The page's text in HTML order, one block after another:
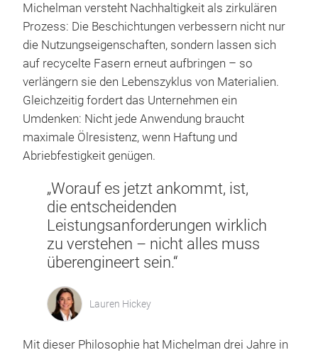
Michelman versteht Nachhaltigkeit als zirkulären
Prozess: Die Beschichtungen verbessern nicht nur
die Nutzungseigenschaften, sondern lassen sich
auf recycelte Fasern erneut aufbringen – so
verlängern sie den Lebenszyklus von Materialien.
Gleichzeitig fordert das Unternehmen ein
Umdenken: Nicht jede Anwendung braucht
maximale Ölresistenz, wenn Haftung und
Abriebfestigkeit genügen.
„Worauf es jetzt ankommt, ist,
die entscheidenden
Leistungsanforderungen wirklich
zu verstehen – nicht alles muss
überengineert sein.“
Lauren Hickey
Mit dieser Philosophie hat Michelman drei Jahre in